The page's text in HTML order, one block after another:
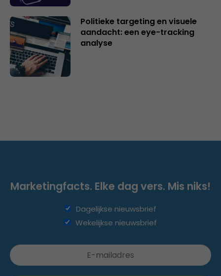
Politieke targeting en visuele
aandacht: een eye-tracking
analyse
Marketingfacts. Elke dag vers. Mis niks!
Dagelijkse nieuwsbrief
Wekelijkse nieuwsbrief